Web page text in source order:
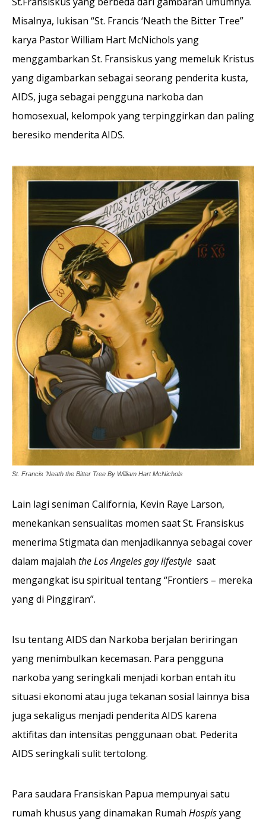
Misalnya, lukisan “St. Francis ‘Neath the Bitter Tree”
karya Pastor William Hart McNichols yang
menggambarkan St. Fransiskus yang memeluk Kristus
yang digambarkan sebagai seorang penderita kusta,
AIDS, juga sebagai pengguna narkoba dan
homosexual, kelompok yang terpinggirkan dan paling
beresiko menderita AIDS.
St. Francis ‘Neath the Bitter Tree By William Hart McNichols
Lain lagi seniman California, Kevin Raye Larson,
menekankan sensualitas momen saat St. Fransiskus
menerima Stigmata dan menjadikannya sebagai cover
dalam majalah the Los Angeles gay lifestyle saat
mengangkat isu spiritual tentang “Frontiers – mereka
yang di Pinggiran”.
Isu tentang AIDS dan Narkoba berjalan beriringan
yang menimbulkan kecemasan. Para pengguna
narkoba yang seringkali menjadi korban entah itu
situasi ekonomi atau juga tekanan sosial lainnya bisa
juga sekaligus menjadi penderita AIDS karena
aktifitas dan intensitas penggunaan obat. Pederita
AIDS seringkali sulit tertolong.
Para saudara Fransiskan Papua mempunyai satu
rumah khusus yang dinamakan Rumah Hospisyang